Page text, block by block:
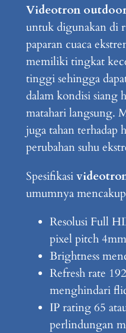
Videotron
untuk digunakan di
paparan cuaca
memiliki tingkat
tinggi sehingga
dalam kondisi siang
matahari langsung.
juga tahan terhadap
perubahan suhu
Spesifikasi
umumnya
Resolusi Full
pixel pitch
Brightness
Refresh rate
menghindari
IP rating 65
perlindungan